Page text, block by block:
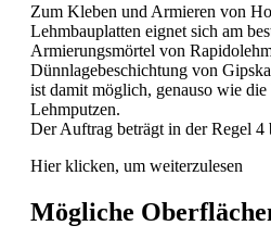
Zum Kleben und Armieren von
Lehmbauplatten eignet sich am
Armierungsmörtel von
Dünnlagebeschichtung von
ist damit möglich, genauso wie
Lehmputzen.
Der Auftrag beträgt in der Regel 4
Hier klicken, um weiterzulesen
Mögliche